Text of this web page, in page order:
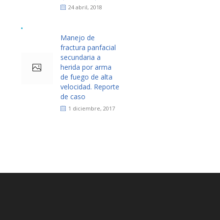
24 abril, 2018
Manejo de
fractura panfacial
secundaria a
herida por arma
de fuego de alta
velocidad. Reporte
de caso
1 diciembre, 2017